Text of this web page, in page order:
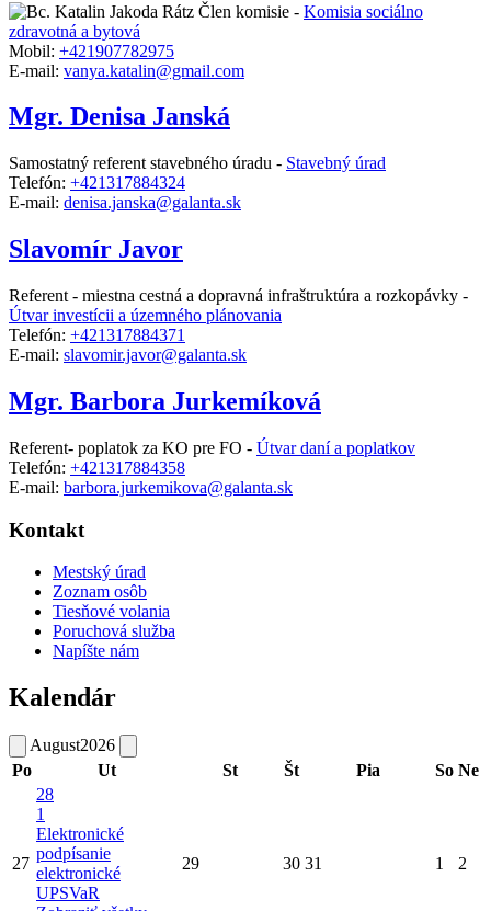
Člen komisie - Komisia sociálno
zdravotná a bytová
Mobil: +421907782975
E-mail: vanya.katalin@gmail.com
Mgr. Denisa Janská
Samostatný referent stavebného úradu - Stavebný úrad
Telefón: +421317884324
E-mail: denisa.janska@galanta.sk
Slavomír Javor
Referent - miestna cestná a dopravná infraštruktúra a rozkopávky -
Útvar investícii a územného plánovania
Telefón: +421317884371
E-mail: slavomir.javor@galanta.sk
Mgr. Barbora Jurkemíková
Referent- poplatok za KO pre FO - Útvar daní a poplatkov
Telefón: +421317884358
E-mail: barbora.jurkemikova@galanta.sk
Kontakt
Mestský úrad
Zoznam osôb
Tiesňové volania
Poruchová služba
Napíšte nám
Kalendár
August2026
Po
Ut St Št Pia So Ne
27
28
1
Elektronické
podpísanie
elektronické
UPSVaR
29 30 31 1 2